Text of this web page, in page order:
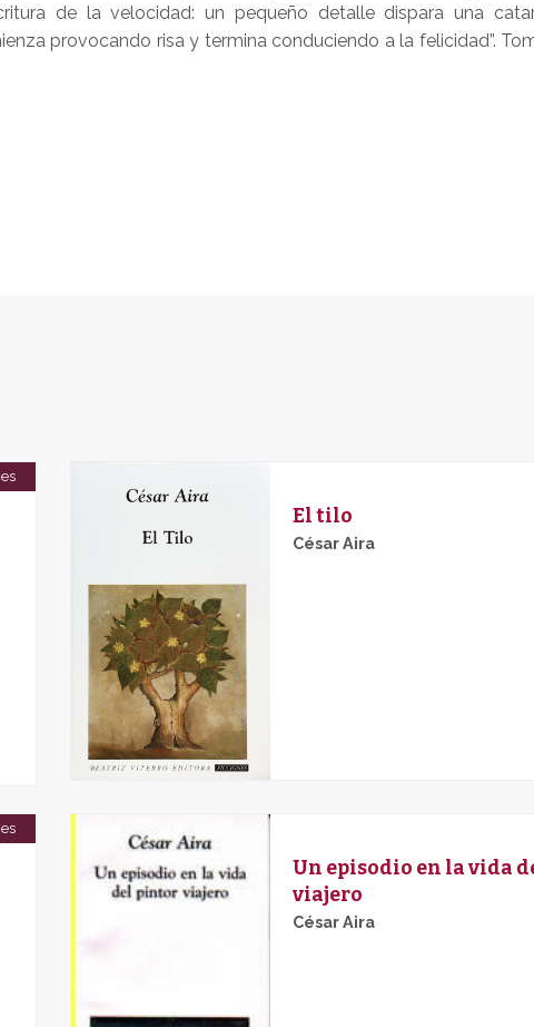
de la velocidad: un pequeño detalle dispara una
provocando risa y termina conduciendo a la felicidad”.
El tilo
César Aira
Un episodio en la vida
viajero
César Aira